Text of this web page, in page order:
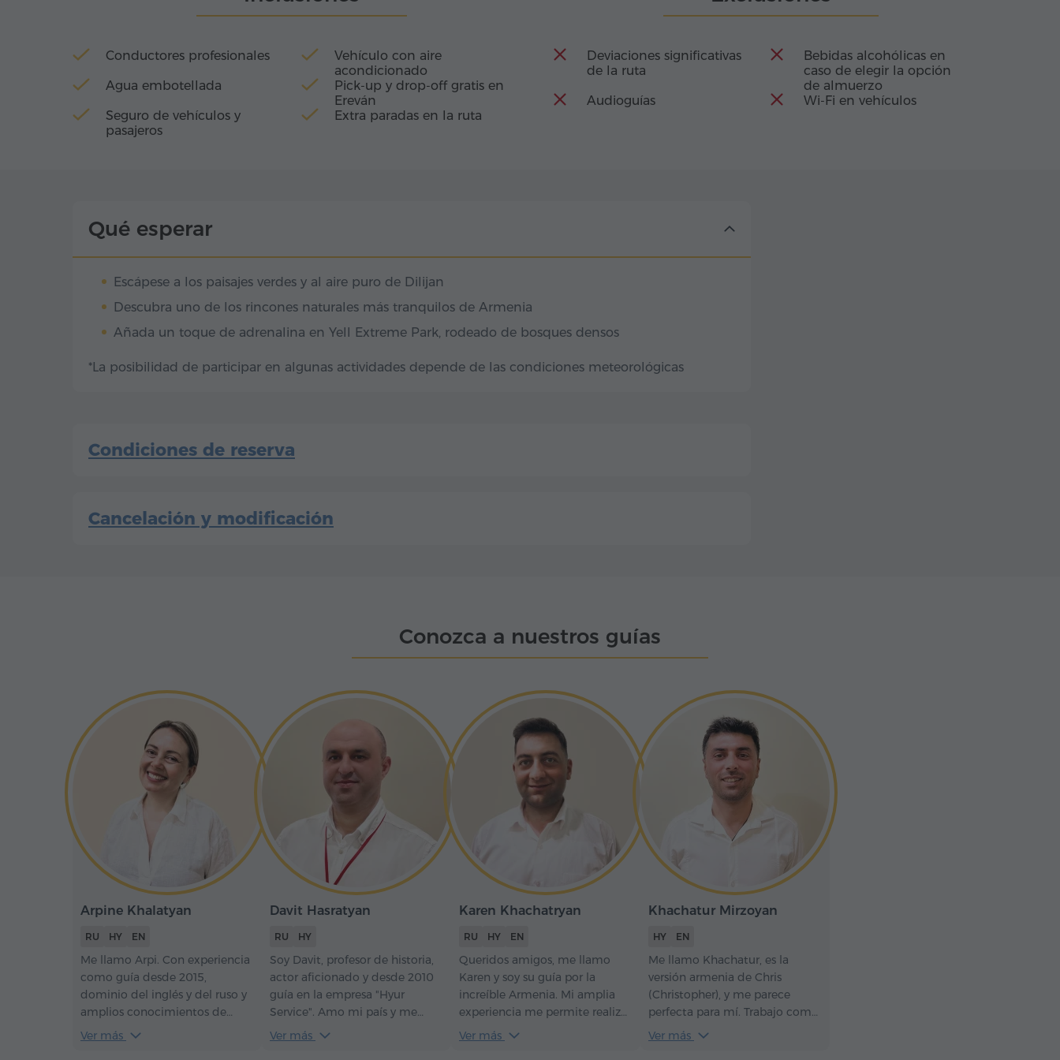
bosques y montañas, cada actividad aquí se vuelve aún
Conductores profesionales
Vehículo con aire
acondicionado
Agua embotellada
Pick-up y drop-off gratis en
Ereván
Seguro de vehículos y
pasajeros
Extra paradas en la ruta
Deviaciones significativas
de la ruta
Bebidas alcohólicas en
caso de elegir la opción
de almuerzo
Audioguías
Wi-Fi en vehículos
Qué esperar
Escápese a los paisajes verdes y al aire puro de Dilijan
Descubra uno de los rincones naturales más tranquilos de Armenia
Añada un toque de adrenalina en Yell Extreme Park, rodeado de bosques densos
*La posibilidad de participar en algunas actividades depende de las condiciones meteorológicas
Condiciones de reserva
Cancelación y modificación
Conozca a nuestros guías
Arpine Khalatyan
RU HY EN
Me llamo Arpi. Con experiencia
como guía desde 2015,
dominio del inglés y del ruso y
amplios conocimientos de
historia y cultura, ofrezco
Ver más
Davit Hasratyan
RU HY
Soy Davit, profesor de historia,
actor aficionado y desde 2010
guía en la empresa "Hyur
Service". Amo mi país y me
esfuerzo para que cada
Ver más
Karen Khachatryan
RU HY EN
Queridos amigos, me llamo
Karen y soy su guía por la
increíble Armenia. Mi amplia
experiencia me permite realizar
excursiones fascinantes a los
Ver más
Khachatur Mirzoyan
HY EN
Me llamo Khachatur, es la
versión armenia de Chris
(Christopher), y me parece
perfecta para mí. Trabajo como
guía turístico desde 2012. Soy
Ver más